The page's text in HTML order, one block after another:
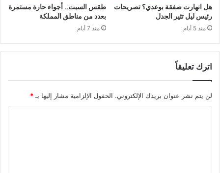
هل انهارت صفقة بوعدي؟ تصريحات
رئيس ليل تثير الجدل
منذ 5 أيام
طقس السبت.. أجواء حارة مستمرة
بعدد من مناطق المملكة
منذ 7 أيام
اترك تعليقاً
لن يتم نشر عنوان بريدك الإلكتروني. الحقول الإلزامية مشار إليها بـ*